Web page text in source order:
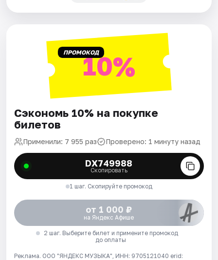
ПРОМОКОД10%
Сэкономь 10% на покупке
билетов
Применили: 7 955 раз Проверено: 1 минуту назад
DX749988
Скопировать
1 шаг. Скопируйте промокод
от 1 000 ₽
на Яндекс Афише
2 шаг. Выберите билет и примените промокод
до оплаты
Реклама. ООО "ЯНДЕКС МУЗЫКА", ИНН: 9705121040 erid: